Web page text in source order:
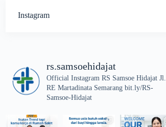
Instagram
rs.samsoehidajat
Official Instagram RS Samsoe Hidajat Jl.
RE Martadinata Semarang bit.ly/RS-
Samsoe-Hidajat